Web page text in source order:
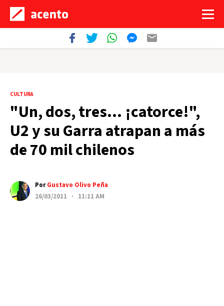
CULTURA
"Un, dos, tres… ¡catorce!",
U2 y su Garra atrapan a más
de 70 mil chilenos
PorGustavo Olivo Peña
26/03/2011 · 11:11 AM